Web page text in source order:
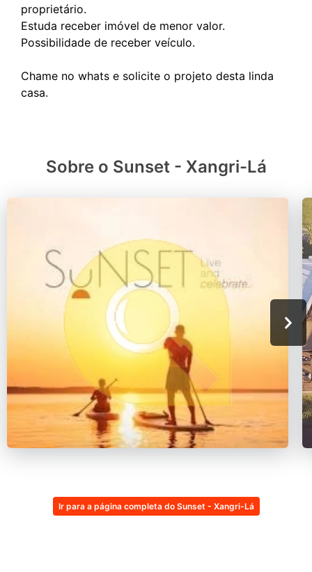
proprietário.
Estuda receber imóvel de menor valor.
Possibilidade de receber veículo.
Chame no whats e solicite o projeto desta linda
Sobre o Sunset - Xangri-Lá
Ir para a página completa do Sunset - Xangri-Lá